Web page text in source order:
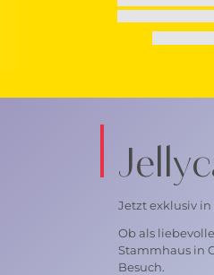
Jetzt exklusiv in
Ob als
Stammhaus in
Besuch.